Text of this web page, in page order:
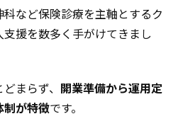
など保険診療を主軸とするク
援を数多く手がけてきまし
まらず、 開業準備から運用定
制が特徴です。